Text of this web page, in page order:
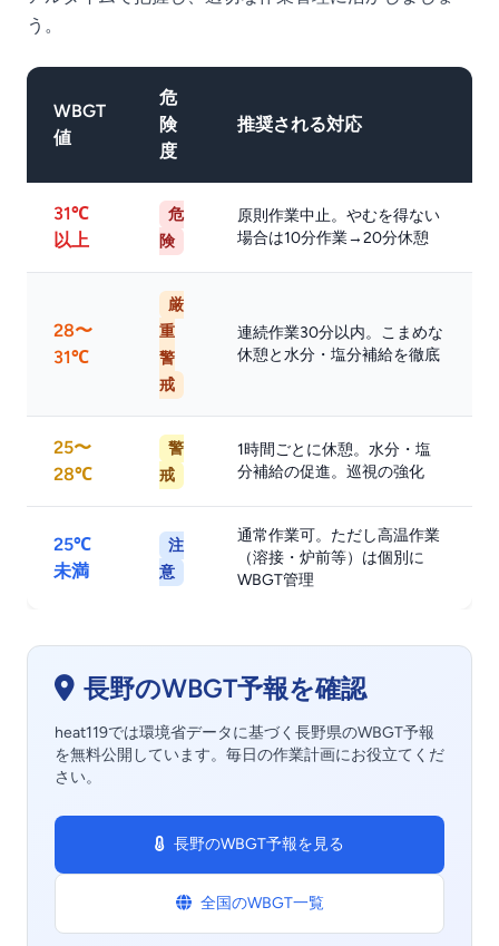
う。
WBGT
値
危
険
度
推奨される対応
31℃
以上
危
険
原則作業中止。やむを得ない
場合は10分作業→20分休憩
28〜
31℃
厳
重
警
戒
連続作業30分以内。こまめな
休憩と水分・塩分補給を徹底
25〜
28℃
警
戒
1時間ごとに休憩。水分・塩
分補給の促進。巡視の強化
25℃
未満
注
意
通常作業可。ただし高温作業
（溶接・炉前等）は個別に
WBGT管理
長野のWBGT予報を確認
heat119では環境省データに基づく長野県のWBGT予報
を無料公開しています。毎日の作業計画にお役立てくだ
さい。
長野のWBGT予報を見る
全国のWBGT一覧